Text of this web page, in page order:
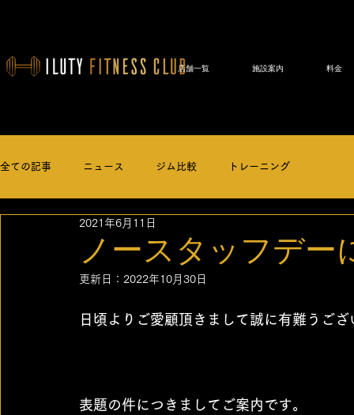
店舗一覧 施設案内 料金
全ての記事 ニュース ジム比較 トレーニング
ノースタッフデー
2021年6月11日
更新日： 2022年10月30日
日頃よりご愛顧頂きまして誠に有難うござ
表題の件につきましてご案内です。